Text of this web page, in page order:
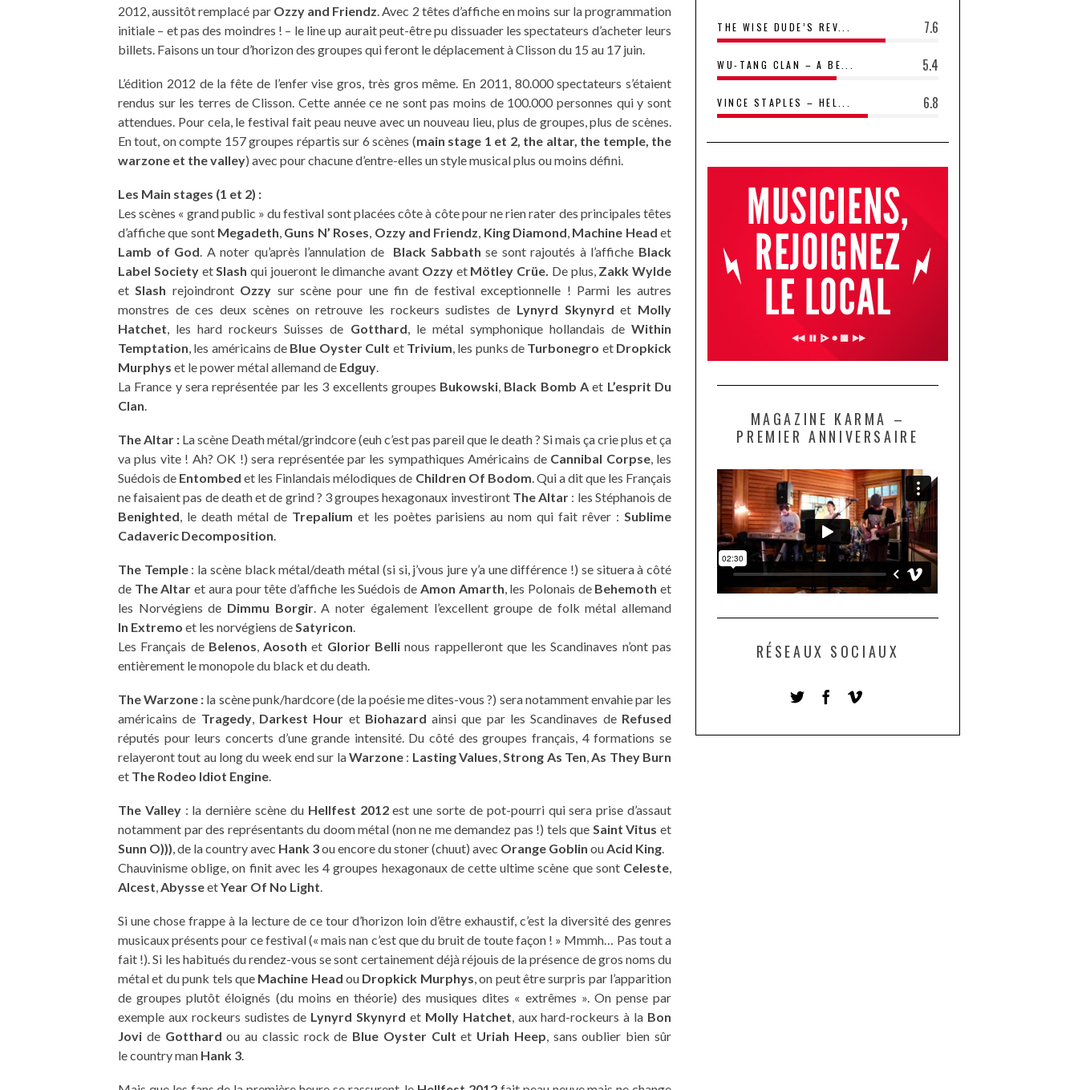
2012, aussitôt remplacé par Ozzy and Friendz. Avec 2 têtes d’affiche en moins sur la programmation
initiale – et pas des moindres ! – le line up aurait peut-être pu dissuader les spectateurs d’acheter leurs
billets. Faisons un tour d’horizon des groupes qui feront le déplacement à Clisson du 15 au 17 juin.
L’édition 2012 de la fête de l’enfer vise gros, très gros même. En 2011, 80.000 spectateurs s’étaient
rendus sur les terres de Clisson. Cette année ce ne sont pas moins de 100.000 personnes qui y sont
attendues. Pour cela, le festival fait peau neuve avec un nouveau lieu, plus de groupes, plus de scènes.
En tout, on compte 157 groupes répartis sur 6 scènes (main stage 1 et 2, the altar, the temple, the
warzone et the valley) avec pour chacune d’entre-elles un style musical plus ou moins défini.
Les Main stages (1 et 2) :
Les scènes « grand public » du festival sont placées côte à côte pour ne rien rater des principales têtes
d’affiche que sont Megadeth, Guns N’ Roses, Ozzy and Friendz, King Diamond, Machine Head et
Lamb of God. A noter qu’après l’annulation de Black Sabbath se sont rajoutés à l’affiche Black
Label SocietyetSlash qui joueront le dimanche avant Ozzyet Mötley Crüe. De plus, Zakk Wylde
etSlash rejoindront Ozzy sur scène pour une fin de festival exceptionnelle ! Parmi les autres
monstres de ces deux scènes on retrouve les rockeurs sudistes de Lynyrd Skynyrd et Molly
Hatchet, les hard rockeurs Suisses de Gotthard, le métal symphonique hollandais de Within
Temptation, les américains de Blue Oyster Cult etTrivium, les punks de Turbonegro et Dropkick
Murphys et le power métal allemand de Edguy.
La France y sera représentée par les 3 excellents groupes Bukowski, Black Bomb A et L’esprit Du
Clan.
The Altar : La scène Death métal/grindcore (euh c’est pas pareil que le death ? Si mais ça crie plus et ça
va plus vite ! Ah? OK !) sera représentée par les sympathiques Américains de Cannibal Corpse, les
Suédois de Entombed et les Finlandais mélodiques de Children Of Bodom. Qui a dit que les Français
ne faisaient pas de death et de grind ? 3 groupes hexagonaux investiront The Altar : les Stéphanois de
Benighted, le death métal de Trepalium et les poètes parisiens au nom qui fait rêver : Sublime
Cadaveric Decomposition.
The Temple: la scène black métal/death métal (si si, j’vous jure y’a une différence !) se situera à côté
de The Altar et aura pour tête d’affiche les Suédois de Amon Amarth, les Polonais de Behemoth et
les Norvégiens de Dimmu Borgir. A noter également l’excellent groupe de folk métal allemand
In Extremo et les norvégiens deSatyricon.
Les Français de Belenos,Aosoth et Glorior Belli nous rappelleront que les Scandinaves n’ont pas
entièrement le monopole du black et du death.
The Warzone : la scène punk/hardcore (de la poésie me dites-vous ?) sera notamment envahie par les
américains de Tragedy, Darkest Hour et Biohazard ainsi que par les Scandinaves de Refused
réputés pour leurs concerts d’une grande intensité. Du côté des groupes français, 4 formations se
relayeront tout au long du week end sur laWarzone : Lasting Values,Strong As Ten,As They Burn
et The Rodeo Idiot Engine.
The Valley: la dernière scène du Hellfest 2012est une sorte de pot-pourri qui sera prise d’assaut
notamment par des représentants du doom métal (non ne me demandez pas !) tels que Saint Vitus et
Sunn O))), de la country avec Hank 3ou encore du stoner (chuut) avec Orange Goblin ouAcid King.
Chauvinisme oblige, on finit avec les 4 groupes hexagonaux de cette ultime scène que sont Celeste,
Alcest,AbysseetYear Of No Light.
Si une chose frappe à la lecture de ce tour d’horizon loin d’être exhaustif, c’est la diversité des genres
musicaux présents pour ce festival (« mais nan c’est que du bruit de toute façon ! » Mmmh… Pas tout a
fait !). Si les habitués du rendez-vous se sont certainement déjà réjouis de la présence de gros noms du
métal et du punk tels que Machine Head ou Dropkick Murphys, on peut être surpris par l’apparition
de groupes plutôt éloignés (du moins en théorie) des musiques dites « extrêmes ». On pense par
exemple aux rockeurs sudistes de Lynyrd Skynyrd et Molly Hatchet, aux hard-rockeurs à la Bon
Jovi de Gotthard ou au classic rock de Blue Oyster Cult et Uriah Heep, sans oublier bien sûr
le country man Hank 3.
7.6
THE WISE DUDE’S REV...
5.4
WU-TANG CLAN – A BE...
6.8
VINCE STAPLES – HEL...
MAGAZINE KARMA –
PREMIER ANNIVERSAIRE
RÉSEAUX SOCIAUX